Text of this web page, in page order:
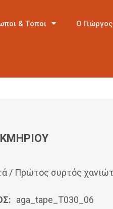
& Τόποι Ο
/ Πρώτος συρτός
aga_tape_T030_06